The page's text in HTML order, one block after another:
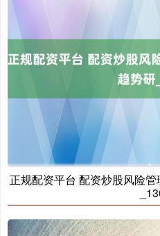
北证50 1134.24
创业板指 3563.12
正规配资平台 配资炒股风险